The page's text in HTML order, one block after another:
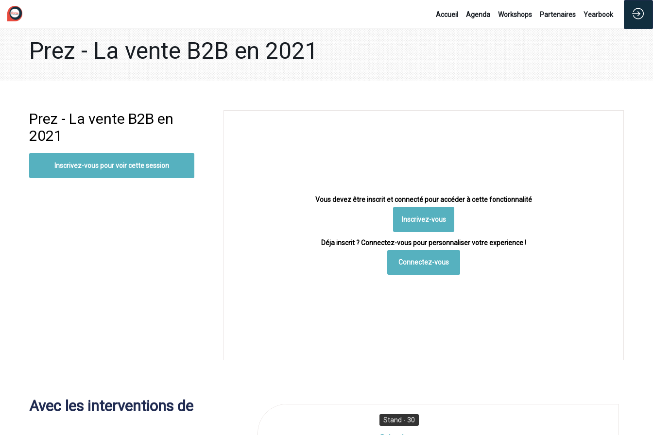
Accueil Agenda Workshops Partenaires Yearbook
Prez - La vente B2B en 2021
Vous devez être inscrit et connecté pour accéder à cette fonctionnalité
Inscrivez-vous
Déja inscrit ? Connectez-vous pour personnaliser votre experience !
Connectez-vous
Prez - La vente B2B en
2021
Inscrivez-vous pour voir cette session
Avec les interventions de
Stand - 30